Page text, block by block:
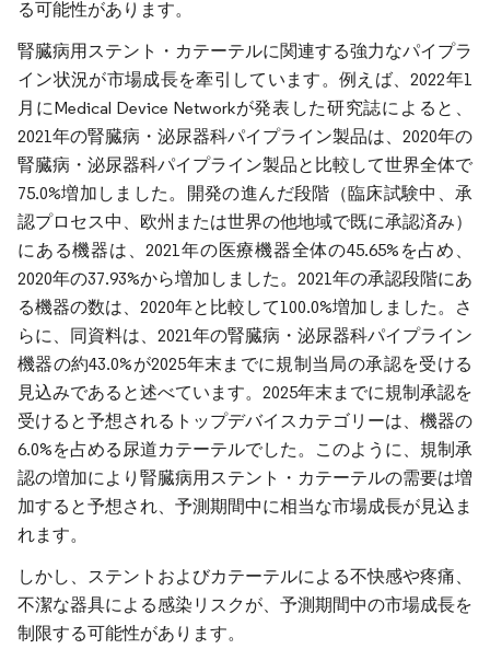
る可能性があります。
腎臓病用ステント・カテーテルに関連する強力なパイプラ
イン状況が市場成長を牽引しています。例えば、2022年1
月にMedical Device Networkが発表した研究誌によると、
2021年の腎臓病・泌尿器科パイプライン製品は、2020年の
腎臓病・泌尿器科パイプライン製品と比較して世界全体で
75.0%増加しました。開発の進んだ段階（臨床試験中、承
認プロセス中、欧州または世界の他地域で既に承認済み）
にある機器は、2021年の医療機器全体の45.65%を占め、
2020年の37.93%から増加しました。2021年の承認段階にあ
る機器の数は、2020年と比較して100.0%増加しました。さ
らに、同資料は、2021年の腎臓病・泌尿器科パイプライン
機器の約43.0%が2025年末までに規制当局の承認を受ける
見込みであると述べています。2025年末までに規制承認を
受けると予想されるトップデバイスカテゴリーは、機器の
6.0%を占める尿道カテーテルでした。このように、規制承
認の増加により腎臓病用ステント・カテーテルの需要は増
加すると予想され、予測期間中に相当な市場成長が見込ま
れます。
しかし、ステントおよびカテーテルによる不快感や疼痛、
不潔な器具による感染リスクが、予測期間中の市場成長を
制限する可能性があります。